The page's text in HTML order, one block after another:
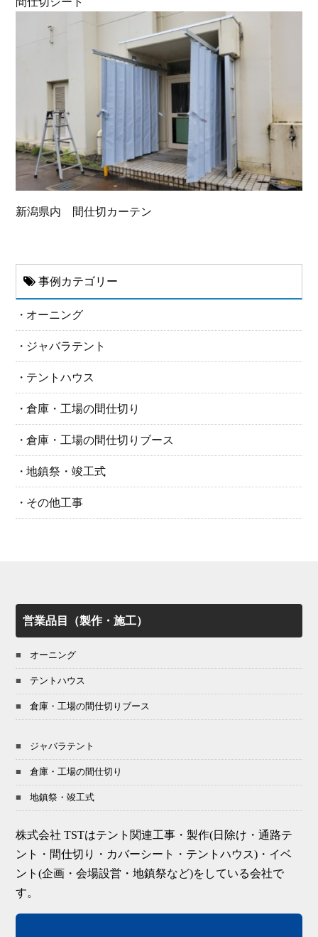
新潟県内 間仕切カーテン
事例カテゴリー
オーニング
ジャバラテント
テントハウス
倉庫・工場の間仕切り
倉庫・工場の間仕切りブース
地鎮祭・竣工式
その他工事
営業品目（製作・施工）
オーニング
テントハウス
倉庫・工場の間仕切りブース
ジャバラテント
倉庫・工場の間仕切り
地鎮祭・竣工式
株式会社 TSTはテント関連工事・製作(日除け・通路テ
ント・間仕切り・カバーシート・テントハウス)・イベ
ント(企画・会場設営・地鎮祭など)をしている会社で
す。